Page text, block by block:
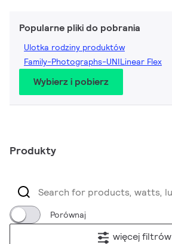
Popularne pliki do pobrania
Ulotka rodziny produktów
Family-Photographs-UNILinear Flex
Wybierz i pobierz
Produkty
Porównaj
więcej filtrów